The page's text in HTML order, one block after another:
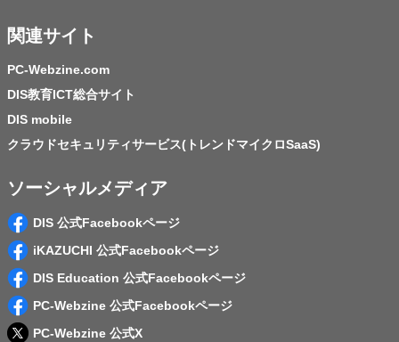
関連サイト
PC-Webzine.com
DIS教育ICT総合サイト
DIS mobile
クラウドセキュリティサービス(トレンドマイクロSaaS)
ソーシャルメディア
DIS 公式Facebookページ
iKAZUCHI 公式Facebookページ
DIS Education 公式Facebookページ
PC-Webzine 公式Facebookページ
PC-Webzine 公式X